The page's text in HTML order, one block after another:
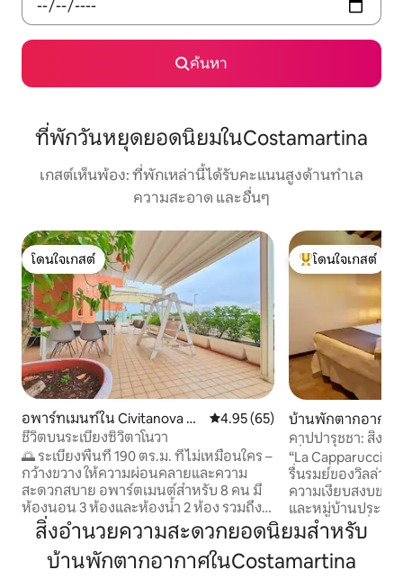
ค้นหา
ที่พักวันหยุดยอดนิยมในCostamartina
เกสต์เห็นพ้อง: ที่พักเหล่านี้ได้รับคะแนนสูงด้านทำเล
ความสะอาด และอื่นๆ
โดนใจเกสต์
โดนใจเกสต์
อพาร์ทเมนท์ใน Civitanova Ma
rche
คะแนนเฉลี่ย 4.95 จาก 5, 65 รีวิว
4.95 (65)
ชีวิตบนระเบียงซิวิตาโนวา
🌅 ระเบียงพื้นที่ 190 ตร.ม. ที่ไม่เหมือนใคร –
กว้างขวาง ให้ความผ่อนคลายและความ
สะดวกสบาย อพาร์ตเมนต์สำหรับ 8 คน มี
ห้องนอน 3 ห้องและห้องน้ำ 2 ห้อง รวมถึง
เตียงเสริม 2 เตียง ระเบียงทิศตะวันออก-
ตะวันตกเฉียงใต้สำหรับรับประทานอาหาร
เช้าท่ามกลางแสงแดด พักผ่อนยามเที่ยง
โดนใจเกสต์ที่สุด
โดนใจเกสต์
บ้านพักตากอากาศ
Marche
คาปปารุชชา: สิ่งอ
เยี่ยมในชนบท/ทะเ
“La
รื่นรมย์ของวิลล่าอั
ความเงียบสงบขอ
และหมู่บ้านประวัติ
เพียง 5 นาที ที่พักนี้เป็นบ้านแยกตัวที่
ตกแต่งอย่างพิถีพิ
การเข้าพัก 2 คนใ
สิ่งอำนวยความสะดวกยอดนิยมสำหรับ
บ้านพักตากอากาศในCostamartina